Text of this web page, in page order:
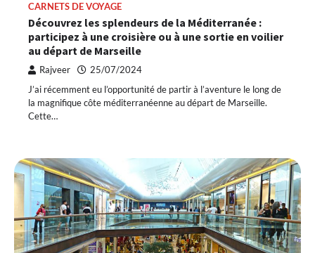
CARNETS DE VOYAGE
Découvrez les splendeurs de la Méditerranée :
participez à une croisière ou à une sortie en voilier
au départ de Marseille
Rajveer 25/07/2024
J’ai récemment eu l’opportunité de partir à l’aventure le long de
la magnifique côte méditerranéenne au départ de Marseille.
Cette…